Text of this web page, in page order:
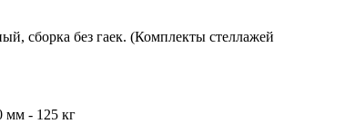
сборка без гаек. (Комплекты стеллажей
мм - 125 кг